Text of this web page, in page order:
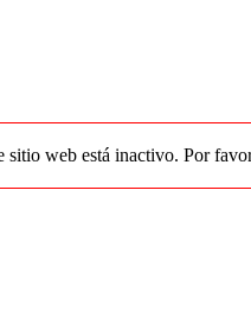
sitio web está inactivo. Por